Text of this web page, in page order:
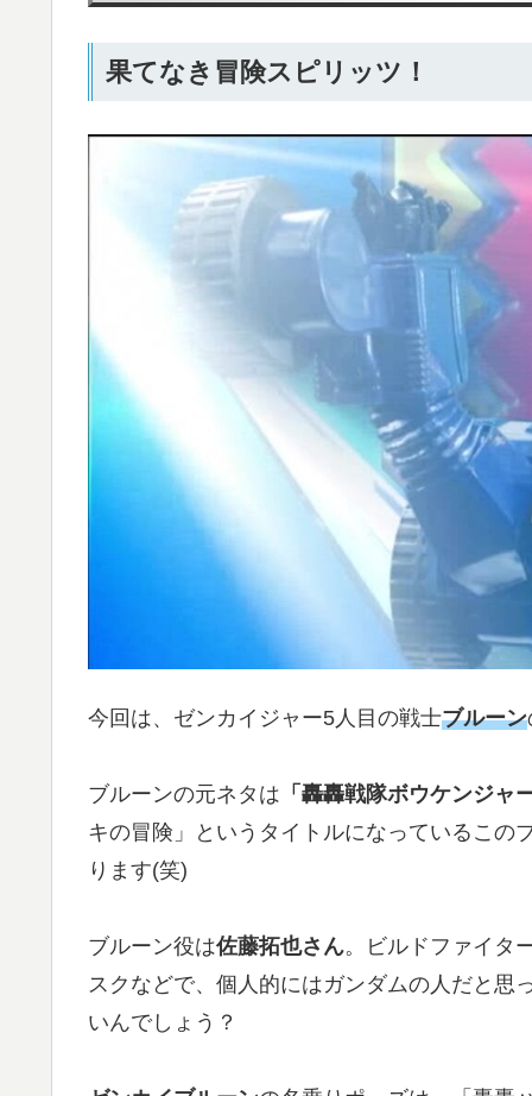
果てなき冒険スピリッツ！
今回は、ゼンカイジャー5人目の戦士ブルーン
ブルーンの元ネタは 「轟轟戦隊ボウケンジャ
キの冒険」というタイトルになっているこの
ります(笑)
ブルーン役は佐藤拓也さん。ビルドファイタ
スクなどで、個人的にはガンダムの人だと思
いんでしょう？